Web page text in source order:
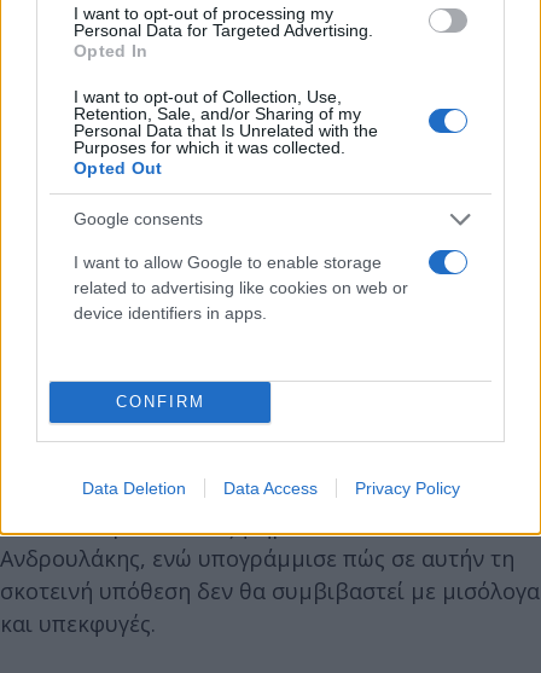
I want to opt-out of processing my
Personal Data for Targeted Advertising.
Opted In
I want to opt-out of Collection, Use,
Retention, Sale, and/or Sharing of my
Personal Data that Is Unrelated with the
Purposes for which it was collected.
Opted Out
Google consents
I want to allow Google to enable storage
related to advertising like cookies on web or
device identifiers in apps.
CONFIRM
Data Deletion Data Access Privacy Policy
Ο κ. Ανδρουλάκης εξερχόμενος του Αρείου Πάγου
δήλωσε πως «Είναι δημοκρατικό μου καθήκον και
σε όλη μου την πορεία έμαθα να αγωνίζομαι για τη
διαφάνεια, στο φως, στο προσκήνιο. Η διαφάνεια
είναι ένα απαιτούμενο στοιχείο της ομαλής
λειτουργίας του πολιτικού συστήματος», τόνισε ο
πρόεδρος του ΠΑΣΟΚ-Κινήματος Αλλαγής.
Ο κ. Ανδρουλάκης πρόσθεσε πως πριν από λίγες
ημέρες ενημερώθηκε από την αρμόδια υπηρεσία
απόπειρα να παγιδευτεί το κινητό του με το
πρόγραμμα παρακολούθησης Predator. «Η
νοσηρές πρακτικές και για ποιους ενεργούν δεν
είναι ένα προσωπικό ζήτημα», τόνισε ο κ.
Ανδρουλάκης, ενώ υπογράμμισε πώς σε αυτήν τη
σκοτεινή υπόθεση δεν θα συμβιβαστεί με μισόλογα
και υπεκφυγές.